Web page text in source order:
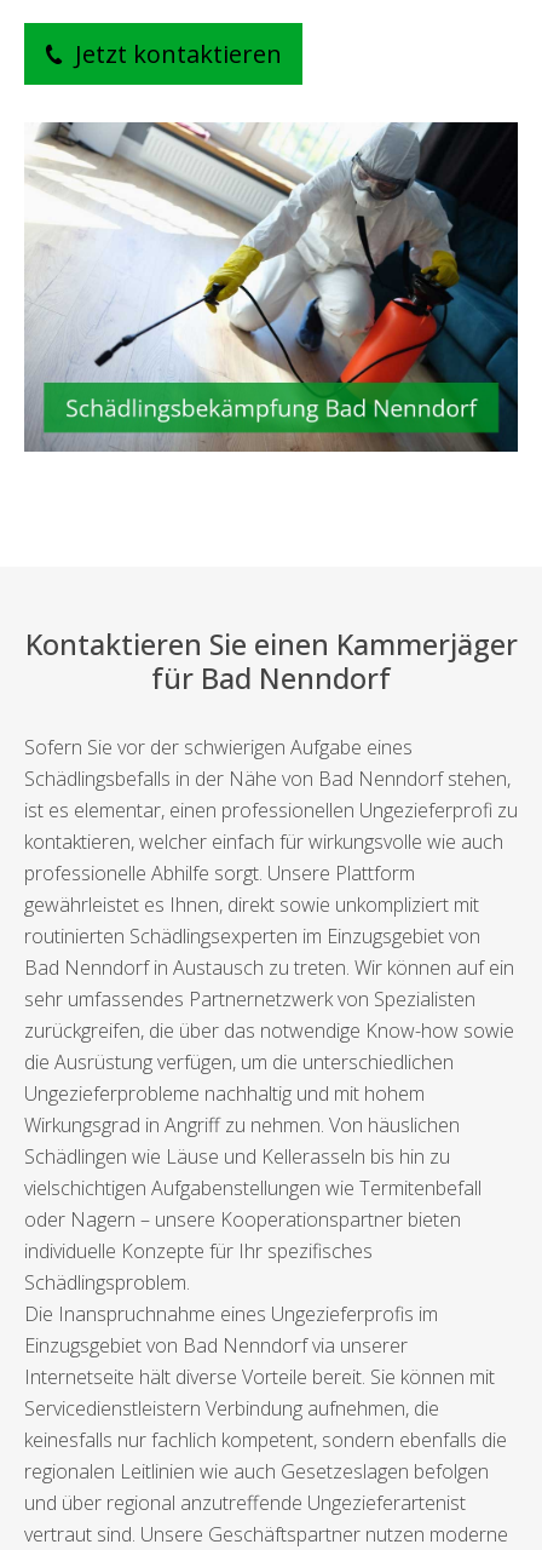
Jetzt kontaktieren
Kontaktieren Sie einen Kammerjäger
für Bad Nenndorf
Sofern Sie vor der schwierigen Aufgabe eines
Schädlingsbefalls in der Nähe von Bad Nenndorf stehen,
ist es elementar, einen professionellen Ungezieferprofi zu
kontaktieren, welcher einfach für wirkungsvolle wie auch
professionelle Abhilfe sorgt. Unsere Plattform
gewährleistet es Ihnen, direkt sowie unkompliziert mit
routinierten Schädlingsexperten im Einzugsgebiet von
Bad Nenndorf in Austausch zu treten. Wir können auf ein
sehr umfassendes Partnernetzwerk von Spezialisten
zurückgreifen, die über das notwendige Know-how sowie
die Ausrüstung verfügen, um die unterschiedlichen
Ungezieferprobleme nachhaltig und mit hohem
Wirkungsgrad in Angriff zu nehmen. Von häuslichen
Schädlingen wie Läuse und Kellerasseln bis hin zu
vielschichtigen Aufgabenstellungen wie Termitenbefall
oder Nagern – unsere Kooperationspartner bieten
individuelle Konzepte für Ihr spezifisches
Schädlingsproblem.
Die Inanspruchnahme eines Ungezieferprofis im
Einzugsgebiet von Bad Nenndorf via unserer
Internetseite hält diverse Vorteile bereit. Sie können mit
Servicedienstleistern Verbindung aufnehmen, die
keinesfalls nur fachlich kompetent, sondern ebenfalls die
regionalen Leitlinien wie auch Gesetzeslagen befolgen
und über regional anzutreffende Ungezieferartenist
vertraut sind. Unsere Geschäftspartner nutzen moderne